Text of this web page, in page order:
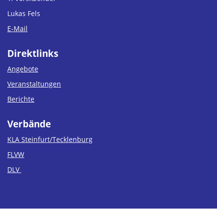
Lukas Fels
E-Mail
Direktlinks
Angebote
Veranstaltungen
Berichte
Verbände
KLA Steinfurt/Tecklenburg
FLVW
DLV